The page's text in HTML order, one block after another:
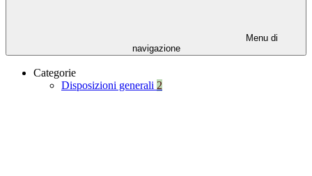
Menu di
navigazione
Categorie
Disposizioni generali 2